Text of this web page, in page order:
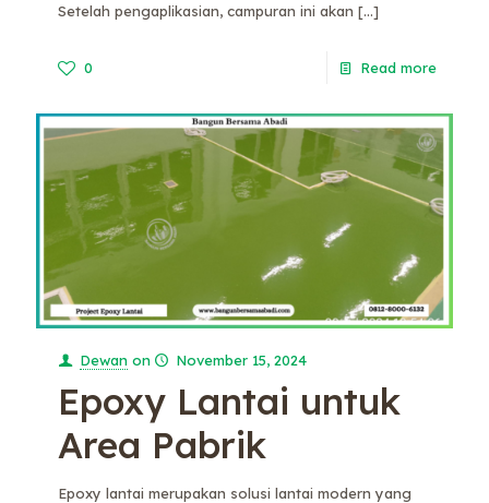
Setelah pengaplikasian, campuran ini akan […]
0 Read more
Dewan on November 15, 2024
Epoxy Lantai untuk
Area Pabrik
Epoxy lantai merupakan solusi lantai modern yang